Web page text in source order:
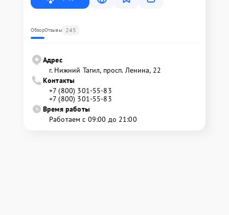
ОбзорОтзывы 245
Адрес
г. Нижний Тагил, просп. Ленина, 22
Контакты
+7 (800) 301-55-83
+7 (800) 301-55-83
Время работы
Работаем с 09:00 до 21:00